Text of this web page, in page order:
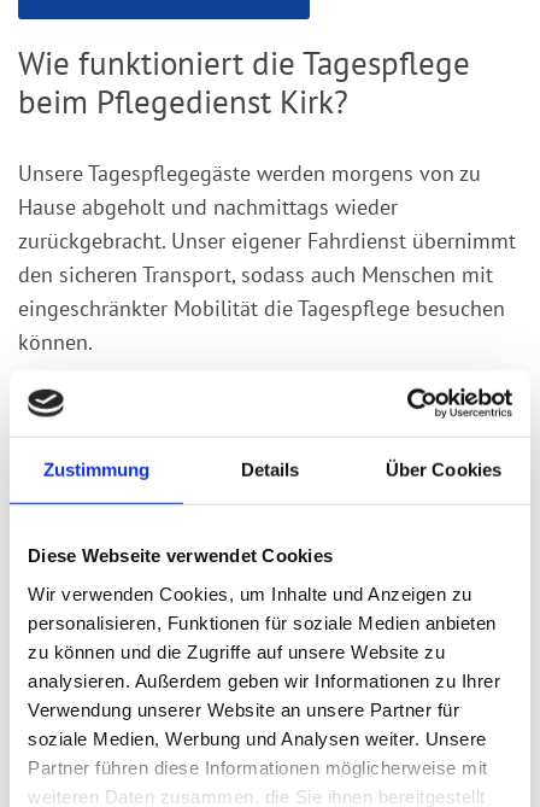
Zustimmung Details Über Cookies
Diese Webseite verwendet Cookies
Wir verwenden Cookies, um Inhalte und Anzeigen zu
personalisieren, Funktionen für soziale Medien anbieten
zu können und die Zugriffe auf unsere Website zu
analysieren. Außerdem geben wir Informationen zu Ihrer
Verwendung unserer Website an unsere Partner für
soziale Medien, Werbung und Analysen weiter. Unsere
Partner führen diese Informationen möglicherweise mit
weiteren Daten zusammen, die Sie ihnen bereitgestellt
Wie funktioniert die Tagespflege
beim Pflegedienst Kirk?
Unsere Tagespflegegäste werden morgens von zu
Hause abgeholt und nachmittags wieder
zurückgebracht. Unser eigener Fahrdienst übernimmt
den sicheren Transport, sodass auch Menschen mit
eingeschränkter Mobilität die Tagespflege besuchen
können.
Die Tagespflege ergänzt ideal die Versorgung durch
Angehörige und ambulante Pflegedienste. Je nach
Bedarf und Wunsch ist ein flexibler Besuch von
einem bis zu fünf Tagen pro Woche möglich. In vielen
Pflegegrad komplett kostenlos. Während der
Öffnungszeiten von Montag bis Freitag zwischen 8
und 16 Uhr bieten wir unseren Gästen:
Ein gemeinsames Frühstück
Ein frisch gekochtes Mittagessen
Kaffeetrinken und Zwischenmahlzeiten